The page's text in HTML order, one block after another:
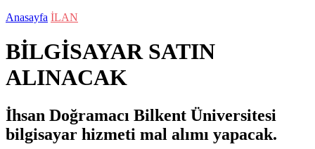
Anasayfa İLAN
BİLGİSAYAR SATIN
ALINACAK
İhsan Doğramacı Bilkent Üniversitesi
bilgisayar hizmeti mal alımı yapacak.